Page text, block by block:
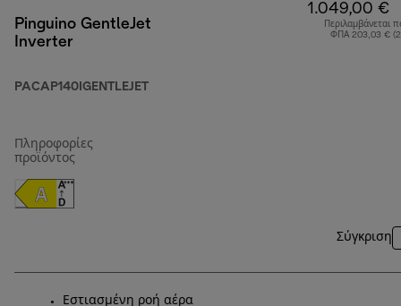
Pinguino GentleJet
Inverter
PACAP140IGENTLEJET
1.049,00 €
Περιλαμβάνεται
ΦΠΑ 203,03 €
Πληροφορίες
προϊόντος
Σύγκριση
Εστιασμένη ροή αέρα